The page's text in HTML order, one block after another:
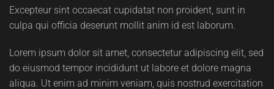
Excepteur sint occaecat cupidatat non proident, sunt in
culpa qui officia deserunt mollit anim id est laborum.
Lorem ipsum dolor sit amet, consectetur adipiscing elit, sed
do eiusmod tempor incididunt ut labore et dolore magna
aliqua. Ut enim ad minim veniam, quis nostrud exercitation